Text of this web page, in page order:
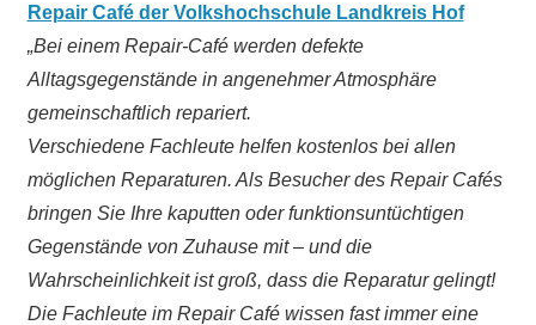
Repair Café der Volkshochschule Landkreis Hof
„Bei einem Repair-Café werden defekte
Alltagsgegenstände in angenehmer Atmosphäre
gemeinschaftlich repariert.
Verschiedene Fachleute helfen kostenlos bei allen
möglichen Reparaturen. Als Besucher des Repair Cafés
bringen Sie Ihre kaputten oder funktionsuntüchtigen
Gegenstände von Zuhause mit – und die
Wahrscheinlichkeit ist groß, dass die Reparatur gelingt!
Die Fachleute im Repair Café wissen fast immer eine